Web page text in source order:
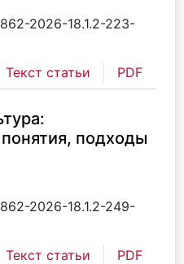
2026-18.1.2-223-
Текст статьи PDF
подходы
2026-18.1.2-249-
Текст статьи PDF